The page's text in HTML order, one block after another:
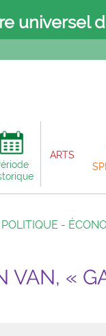
universel
ARTS
-
VAN, «